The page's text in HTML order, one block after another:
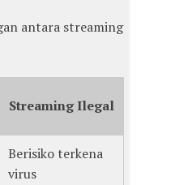
antara streaming
Streaming Ilegal
Berisiko terkena
virus